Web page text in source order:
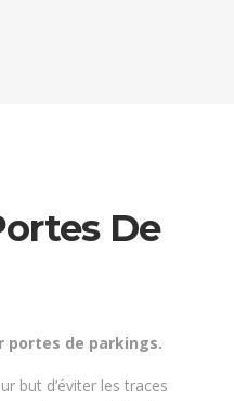
De
portes de parkings.
but d’éviter les traces